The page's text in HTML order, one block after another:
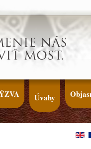
NÁS
MOST.
Úvahy